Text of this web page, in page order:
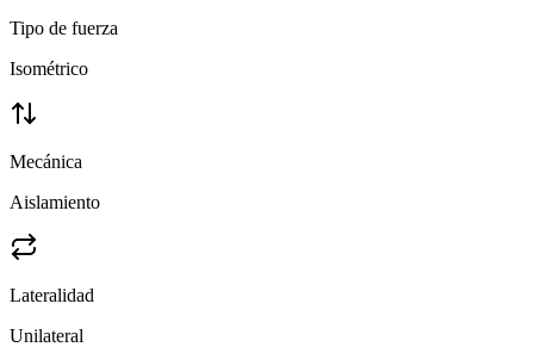
Tipo de fuerza
Isométrico
Mecánica
Aislamiento
Lateralidad
Unilateral